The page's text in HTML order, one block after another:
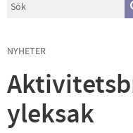
NYHETER
yleksak